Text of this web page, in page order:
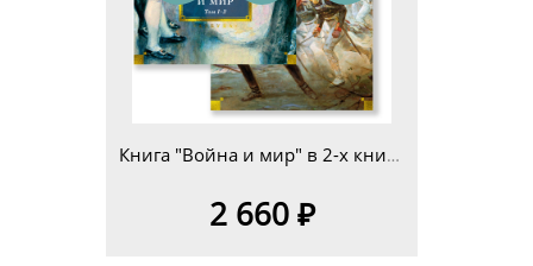
Книга "Война и мир" в 2-х книгах Л. Н. Толстой (серия "Русская литература. Большие книги"))
2 660 ₽